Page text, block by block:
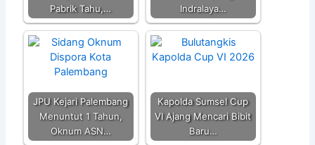
Pabrik Tahu,…
Indralaya…
JPU Kejari Palembang
Menuntut 1 Tahun,
Oknum ASN…
Kapolda Sumsel Cup
VI Ajang Mencari Bibit
Baru…